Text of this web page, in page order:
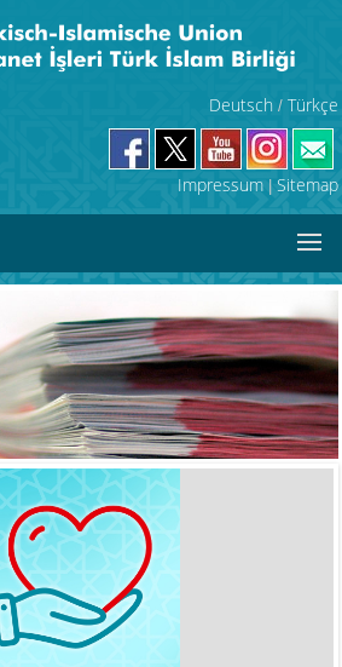
Deutsch / Türkçe
Impressum| Sitemap